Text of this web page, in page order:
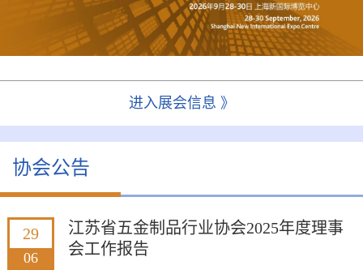
进入展会信息 》
协会公告
29
06
江苏省五金制品行业协会2025年度理事
会工作报告